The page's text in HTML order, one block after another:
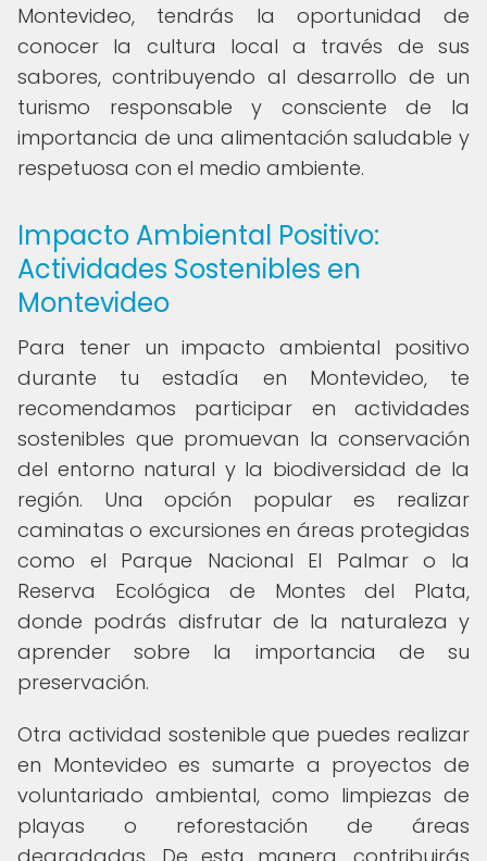
Montevideo, tendrás la oportunidad de
conocer la cultura local a través de sus
sabores, contribuyendo al desarrollo de un
turismo responsable y consciente de la
importancia de una alimentación saludable y
respetuosa con el medio ambiente.
Impacto Ambiental Positivo:
Actividades Sostenibles en
Montevideo
Para tener un impacto ambiental positivo
durante tu estadía en Montevideo, te
recomendamos participar en actividades
sostenibles que promuevan la conservación
del entorno natural y la biodiversidad de la
región. Una opción popular es realizar
caminatas o excursiones en áreas protegidas
como el Parque Nacional El Palmar o la
Reserva Ecológica de Montes del Plata,
donde podrás disfrutar de la naturaleza y
aprender sobre la importancia de su
preservación.
Otra actividad sostenible que puedes realizar
en Montevideo es sumarte a proyectos de
voluntariado ambiental, como limpiezas de
playas o reforestación de áreas